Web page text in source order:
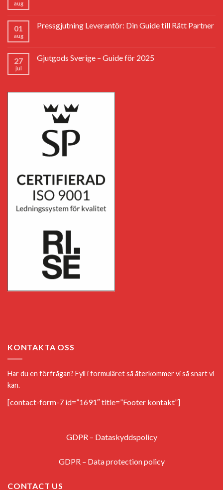
aug
01
aug
Pressgjutning Leverantör: Din Guide till Rätt Partner
27
jul
Gjutgods Sverige – Guide för 2025
KONTAKTA OSS
Har du en förfrågan? Fyll i formuläret så återkommer vi så snart vi
kan.
[contact-form-7 id=”1691″ title=”Footer kontakt”]
GDPR – Dataskyddspolicy
GDPR – Data protection policy
CONTACT US